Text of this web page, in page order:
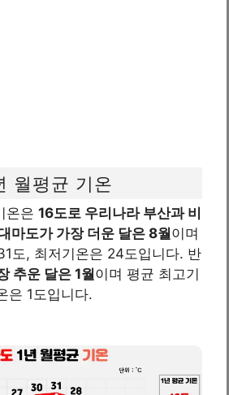
월평균 기온
온은 16도로 우리나라 부산과 비
마도가 가장 더운 달은 8월이며
도, 최저기온은 24도입니다. 반
추운 달은 1월이며 평균 최고기
은 1도입니다.